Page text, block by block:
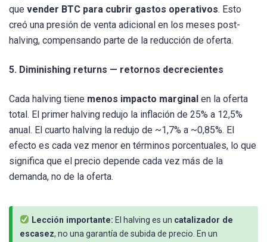
que vender BTC para cubrir gastos operativos. Esto
creó una presión de venta adicional en los meses post-
halving, compensando parte de la reducción de oferta.
5. Diminishing returns — retornos decrecientes
Cada halving tiene menos impacto marginal en la oferta
total. El primer halving redujo la inflación de 25% a 12,5%
anual. El cuarto halving la redujo de ~1,7% a ~0,85%. El
efecto es cada vez menor en términos porcentuales, lo que
significa que el precio depende cada vez más de la
demanda, no de la oferta.
Lección importante: El halving es un catalizador de
escasez, no una garantía de subida de precio. En un